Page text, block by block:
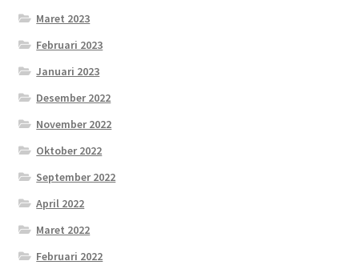
Maret 2023
Februari 2023
Januari 2023
Desember 2022
November 2022
Oktober 2022
September 2022
April 2022
Maret 2022
Februari 2022